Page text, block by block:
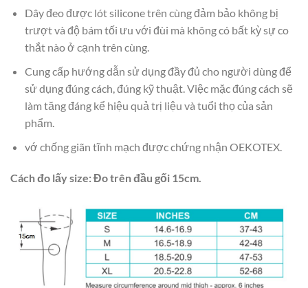
Dây đeo được lót silicone trên cùng đảm bảo không bị
trượt và độ bám tối ưu với đùi mà không có bất kỳ sự co
thắt nào ở cạnh trên cùng.
Cung cấp hướng dẫn sử dụng đầy đủ cho người dùng để
sử dụng đúng cách, đúng kỹ thuật. Việc mặc đúng cách sẽ
làm tăng đáng kể hiệu quả trị liệu và tuổi thọ của sản
phẩm.
vớ chống giãn tĩnh mạch được chứng nhận OEKOTEX.
Cách đo lấy size: Đo trên đầu gối 15cm.